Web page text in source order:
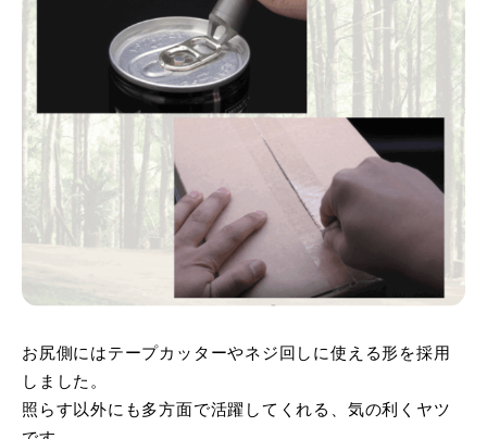
お尻側にはテープカッターやネジ回しに使える形を採用
しました。
照らす以外にも多方面で活躍してくれる、気の利くヤツ